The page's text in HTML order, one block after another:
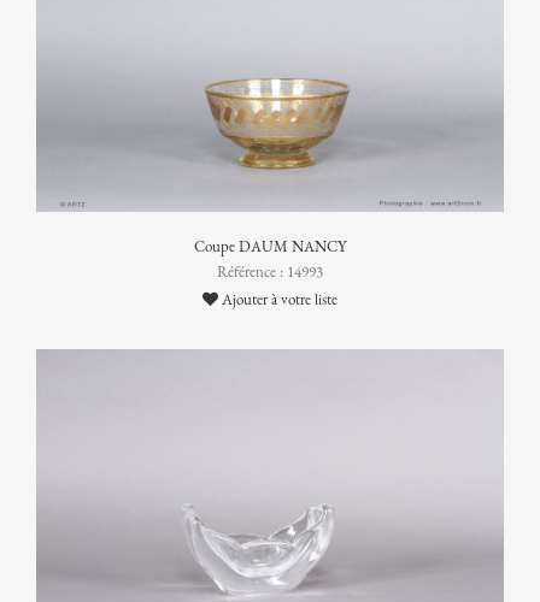
Coupe DAUM NANCY
Référence : 14993
Ajouter à votre liste